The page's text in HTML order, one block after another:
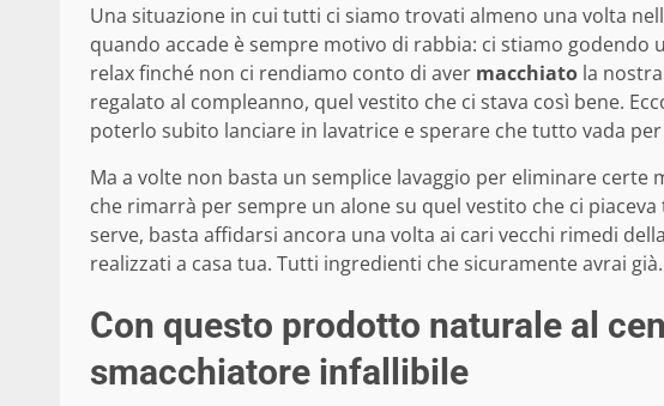
Una situazione in cui tutti ci siamo trovati almeno una volta
quando accade è sempre motivo di rabbia: ci stiamo
relax finché non ci rendiamo conto di aver macchiato la
regalato al compleanno, quel vestito che ci stava così bene.
poterlo subito lanciare in lavatrice e sperare che tutto vada
Ma a volte non basta un semplice lavaggio per eliminare
che rimarrà per sempre un alone su quel vestito che ci
serve, basta affidarsi ancora una volta ai cari vecchi rimedi
realizzati a casa tua. Tutti ingredienti che sicuramente avrai già.
Con questo prodotto naturale al
smacchiatore infallibile